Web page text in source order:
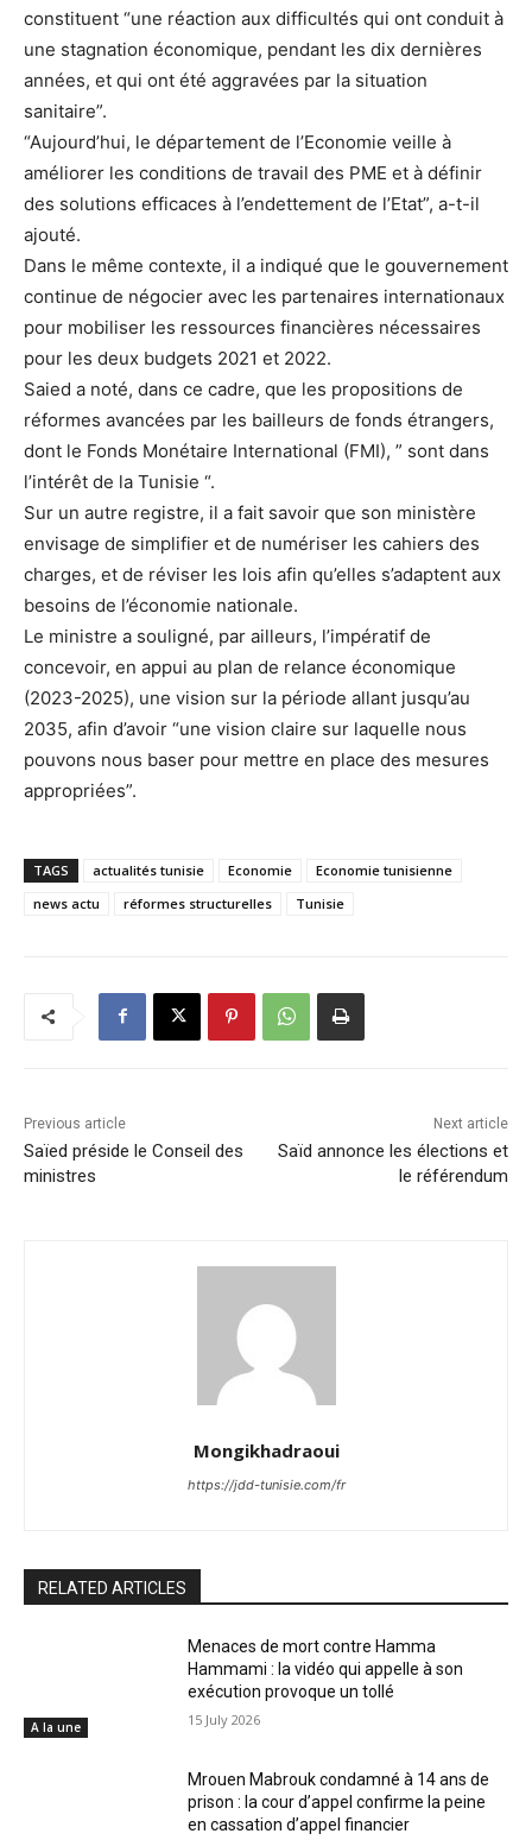
constituent “une réaction aux difficultés qui ont conduit à
une stagnation économique, pendant les dix dernières
années, et qui ont été aggravées par la situation
sanitaire”.
“Aujourd’hui, le département de l’Economie veille à
améliorer les conditions de travail des PME et à définir
des solutions efficaces à l’endettement de l’Etat”, a-t-il
ajouté.
Dans le même contexte, il a indiqué que le gouvernement
continue de négocier avec les partenaires internationaux
pour mobiliser les ressources financières nécessaires
pour les deux budgets 2021 et 2022.
Saied a noté, dans ce cadre, que les propositions de
réformes avancées par les bailleurs de fonds étrangers,
dont le Fonds Monétaire International (FMI), ” sont dans
l’intérêt de la Tunisie “.
Sur un autre registre, il a fait savoir que son ministère
envisage de simplifier et de numériser les cahiers des
charges, et de réviser les lois afin qu’elles s’adaptent aux
besoins de l’économie nationale.
Le ministre a souligné, par ailleurs, l’impératif de
concevoir, en appui au plan de relance économique
(2023-2025), une vision sur la période allant jusqu’au
2035, afin d’avoir “une vision claire sur laquelle nous
pouvons nous baser pour mettre en place des mesures
appropriées”.
TAGS actualités tunisie Economie
Economie tunisienne
news actu
réformes structurelles Tunisie
Previous article
Saïed préside le Conseil des
ministres
Next article
Saïd annonce les élections et
le référendum
Mongikhadraoui
https://jdd-tunisie.com/fr
RELATED ARTICLES
A la une
Menaces de mort contre Hamma
Hammami : la vidéo qui appelle à son
exécution provoque un tollé
15 July 2026
Mrouen Mabrouk condamné à 14 ans de
prison : la cour d’appel confirme la peine
en cassation d’appel financier